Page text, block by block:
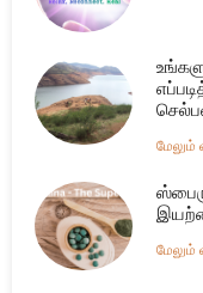
மேலும்
மேலும்